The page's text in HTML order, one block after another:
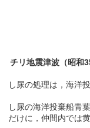
チリ地震津波（昭和
し尿の処理は，海洋
し尿の海洋投棄船青
だけに，仲間内では